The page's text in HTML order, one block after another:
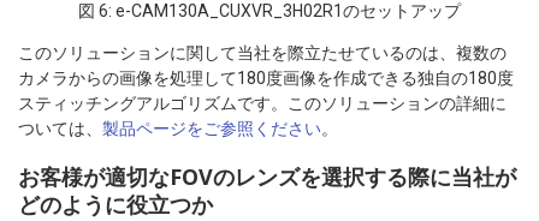
図 6: e-CAM130A_CUXVR_3H02R1のセットアップ
このソリューションに関して当社を際立たせているのは、複数の
カメラからの画像を処理して180度画像を作成できる独自の180度
スティッチングアルゴリズムです。このソリューションの詳細に
ついては、 製品ページをご参照ください。
お客様が適切なFOVのレンズを選択する際に当社が
どのように役立つか